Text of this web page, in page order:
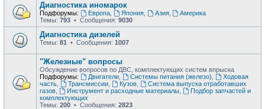
Диагностика иномарок
Подфорумы: Европа, Япония, Азия,
Америка
Темы: 793 • Сообщения: 9030
Диагностика дизелей
Темы: 81 • Сообщения: 1007
"Железные" вопросы
Обсуждение вопросов по ДВС, комплектующих систем впрыска
Подфорумы:
Двигатели, Системы питания (железо)
Ходовая
часть
Трансмиссии, Кузов,
Система выпуска отработавших
газов
Инструмент и расходные материалы,
Подбор запчастей и
комплектующих
Темы: 200 • Сообщения: 2823